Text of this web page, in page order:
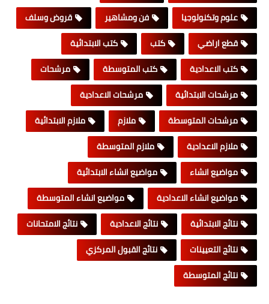
علوم وتكنولوجيا
فن ومشاهير
قروض وسلف
قطع اراضي
كتب
كتب الابتدائية
كتب الاعدادية
كتب المتوسطة
مرشحات
مرشحات الابتدائية
مرشحات الاعدادية
مرشحات المتوسطة
ملازم
ملازم الابتدائية
ملازم الاعدادية
ملازم المتوسطة
مواضيع انشاء
مواضيع انشاء الابتدائية
مواضيع انشاء الاعدادية
مواضيع انشاء المتوسطة
نتائج الابتدائية
نتائج الاعدادية
نتائج الامتحانات
نتائج التعيينات
نتائج القبول المركزي
نتائج المتوسطة